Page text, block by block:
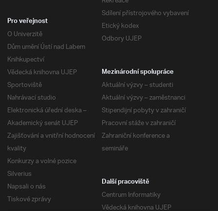
Sdílení přístrojového vybavení
Etický kodex
Odbory UJEP
Pro veřejnost
O Univerzitě
Dům umění Ústí nad Labem
Knihkupectví
Vědecká knihovna UJEP
Sportoviště
Nahrávací studio
Elektronická úřední deska –
Akademický senát UJEP
Zajišťování a vnitřní hodnocení
kvality
Konkurzy a volné pozice
Silverius
Napsali o nás
Tiskové zprávy
Mezinárodní spolupráce
Aktuální výzvy – studenti
Aktuální výzvy – zaměstnanci
Stipendijní pobyty v zahraničí
Pracovní stáže v zahraničí
Zahraniční konference a
semináře
Další pracoviště
Centrum Informatiky
Vědecká knihovna UJEP